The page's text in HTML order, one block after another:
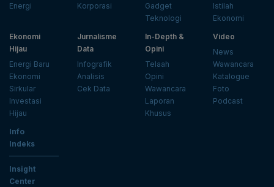
Energi
Korporasi
Gadget
Teknologi
Istilah
Ekonomi
Ekonomi
Hijau
Energi Baru
Ekonomi
Sirkular
Investasi
Hijau
Jurnalisme
Data
Infografik
Analisis
Cek Data
In-Depth &
Opini
Telaah
Opini
Wawancara
Laporan
Khusus
Video
News
Wawancara
Katalogue
Foto
Podcast
Info
Indeks
Insight
Center